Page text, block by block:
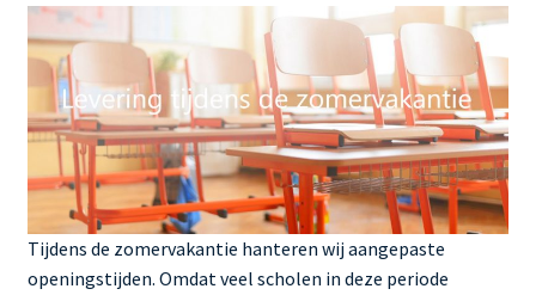
Tijdens de zomervakantie hanteren wij aangepaste
openingstijden. Omdat veel scholen in deze periode